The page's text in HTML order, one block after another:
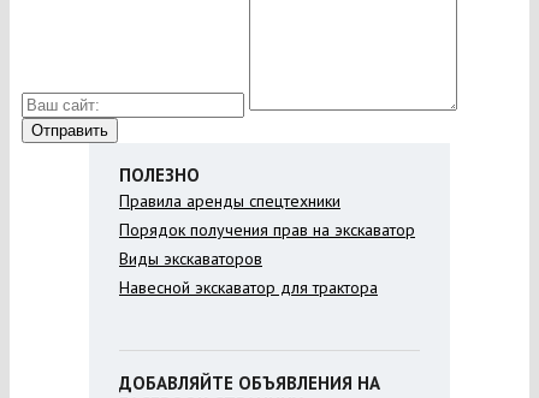
ПОЛЕЗНО
Правила аренды спецтехники
Порядок получения прав на экскаватор
Виды экскаваторов
Навесной экскаватор для трактора
ДОБАВЛЯЙТЕ ОБЪЯВЛЕНИЯ НА